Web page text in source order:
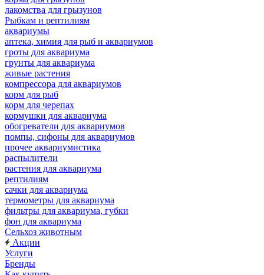
лакомства для грызунов
Рыбкам и рептилиям
аквариумы
аптека, химия для рыб и аквариумов
гроты для аквариума
грунты для аквариума
живые растения
компрессора для аквариумов
корм для рыб
корм для черепах
кормушки для аквариума
обогреватели для аквариумов
помпы, сифоны для аквариумов
прочее аквариумистика
распылители
растения для аквариума
рептилиям
сачки для аквариума
термометры для аквариума
фильтры для аквариума, губки
фон для аквариума
Сельхоз животным
Акции
Услуги
Бренды